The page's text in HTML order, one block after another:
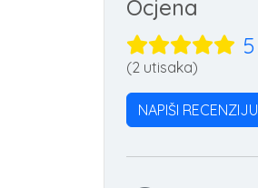
Ocjena
5
(2 utisaka)
NAPIŠI RECENZIJU